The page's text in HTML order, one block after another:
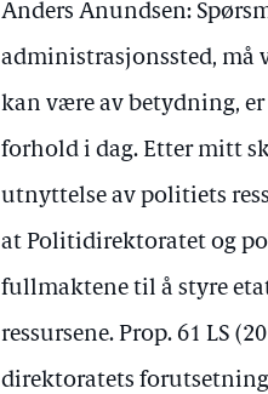
Anders Anundsen:
administrasjonssted, må
kan være av betydning,
forhold i dag. Etter mitt
utnyttelse av politiets
at Politidirektoratet og
fullmaktene til å styre
ressursene. Prop. 61 LS
direktoratets